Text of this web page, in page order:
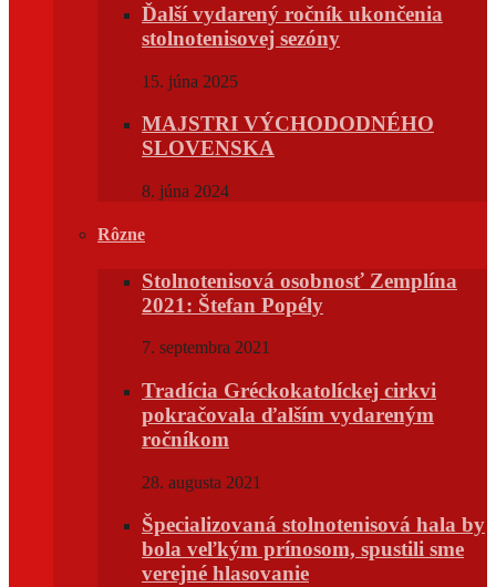
Ďalší vydarený ročník ukončenia
stolnotenisovej sezóny
15. júna 2025
MAJSTRI VÝCHODODNÉHO
SLOVENSKA
8. júna 2024
Rôzne
Stolnotenisová osobnosť Zemplína
2021: Štefan Popély
7. septembra 2021
Tradícia Gréckokatolíckej cirkvi
pokračovala ďalším vydareným
ročníkom
28. augusta 2021
Špecializovaná stolnotenisová hala by
bola veľkým prínosom, spustili sme
verejné hlasovanie